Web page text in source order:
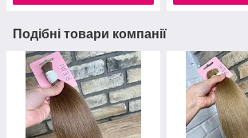
Подібні товари компанії